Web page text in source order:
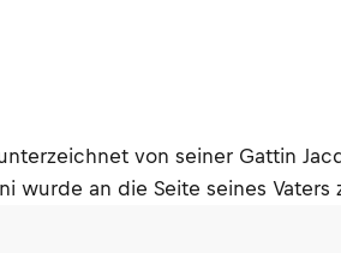
von seiner Gattin
wurde an die Seite seines